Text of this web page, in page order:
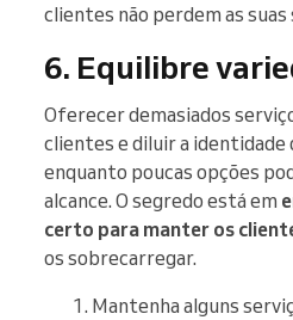
clientes não perdem as
6. Equilibre
Oferecer demasiados
clientes e diluir a identidade
enquanto poucas opções
alcance. O segredo está em
certo para manter os
os sobrecarregar.
Mantenha alguns